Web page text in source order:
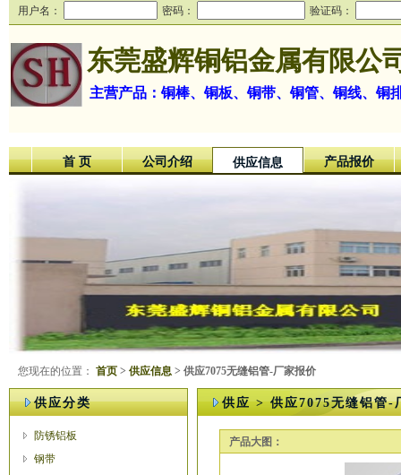
用户名： 密码： 验证码：
东莞盛辉铜铝金属有限公
主营产品：铜棒、铜板、铜带、铜管、铜线、铜
首 页 公司介绍 供应信息 产品报价
您现在的位置： 首页 > 供应信息 > 供应7075无缝铝管-厂家报价
供应分类
防锈铝板
钢带
供应 > 供应7075无缝铝管-
产品大图：